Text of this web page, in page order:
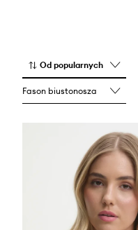
Od popularnych
Fason biustonosza